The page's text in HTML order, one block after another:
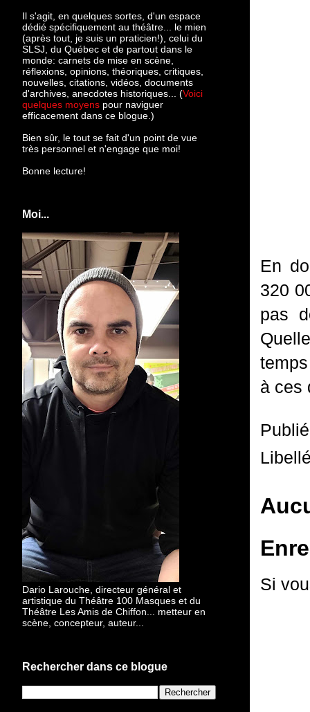
En
320
pas
à ces
Si
Il s'agit, en quelques sortes, d'un espace
dédié spécifiquement au théâtre... le mien
(après tout, je suis un praticien!), celui du
SLSJ, du Québec et de partout dans le
monde: carnets de mise en scène,
réflexions, opinions, théoriques, critiques,
nouvelles, citations, vidéos, documents
d'archives, anecdotes historiques... (Voici
quelques moyens pour naviguer
efficacement dans ce blogue.)
Bien sûr, le tout se fait d'un point de vue
très personnel et n'engage que moi!
Bonne lecture!
Moi...
Dario Larouche, directeur général et
artistique du Théâtre 100 Masques et du
Théâtre Les Amis de Chiffon... metteur en
scène, concepteur, auteur...
Rechercher dans ce blogue